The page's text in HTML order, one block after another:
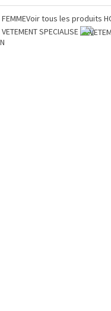
FEMMEVoir tous les produits
VETEMENT SPECIALISE